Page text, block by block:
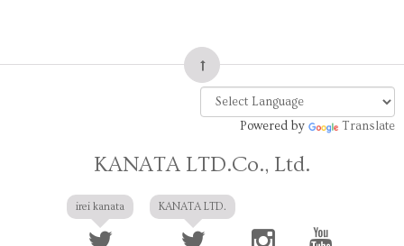
Powered by Translate
KANATA LTD.Co., Ltd.
irei kanata KANATA LTD.